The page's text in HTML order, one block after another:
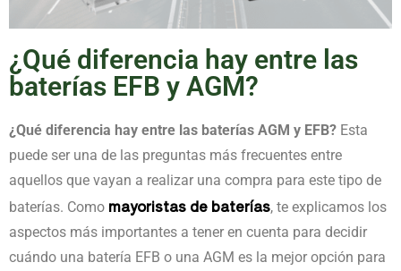
¿Qué diferencia hay entre las
baterías EFB y AGM?
¿Qué diferencia hay entre las baterías AGM y EFB? Esta
puede ser una de las preguntas más frecuentes entre
aquellos que vayan a realizar una compra para este tipo de
baterías. Como mayoristas de baterías, te explicamos los
aspectos más importantes a tener en cuenta para decidir
cuándo una batería EFB o una AGM es la mejor opción para